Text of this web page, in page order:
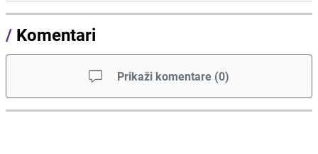
/ Komentari
Prikaži komentare (0)